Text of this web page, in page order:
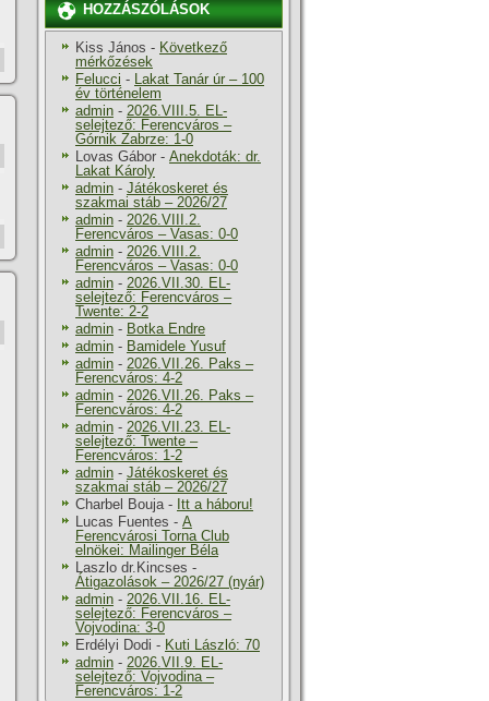
HOZZÁSZÓLÁSOK
Kiss János - Következő
mérkőzések
Felucci - Lakat Tanár úr – 100
év történelem
admin - 2026.VIII.5. EL-
selejtező: Ferencváros –
Górnik Zabrze: 1-0
Lovas Gábor - Anekdoták: dr.
Lakat Károly
admin - Játékoskeret és
szakmai stáb – 2026/27
admin - 2026.VIII.2.
Ferencváros – Vasas: 0-0
admin - 2026.VIII.2.
Ferencváros – Vasas: 0-0
admin - 2026.VII.30. EL-
selejtező: Ferencváros –
Twente: 2-2
admin - Botka Endre
admin - Bamidele Yusuf
admin - 2026.VII.26. Paks –
Ferencváros: 4-2
admin - 2026.VII.26. Paks –
Ferencváros: 4-2
admin - 2026.VII.23. EL-
selejtező: Twente –
Ferencváros: 1-2
admin - Játékoskeret és
szakmai stáb – 2026/27
Charbel Bouja- Itt a háboru!
Lucas Fuentes - A
Ferencvárosi Torna Club
elnökei: Mailinger Béla
Laszlo dr.Kincses -
Átigazolások – 2026/27 (nyár)
admin - 2026.VII.16. EL-
selejtező: Ferencváros –
Vojvodina: 3-0
Erdélyi Dodi - Kuti László: 70
admin - 2026.VII.9. EL-
selejtező: Vojvodina –
Ferencváros: 1-2